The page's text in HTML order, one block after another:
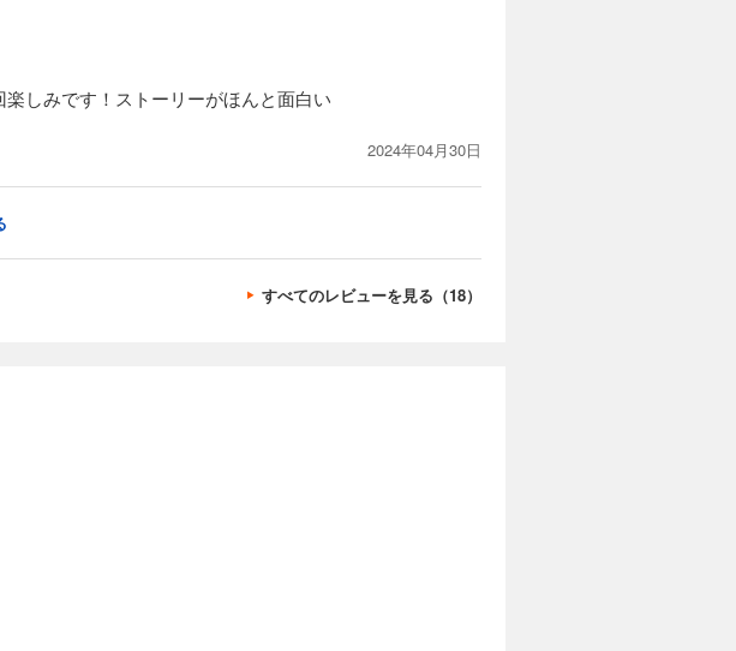
しみです！ストーリーがほんと面白い
2024年04月30日
すべてのレビューを見る（18）